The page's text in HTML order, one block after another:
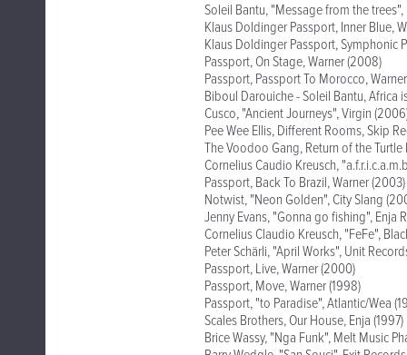
Soleil Bantu, "Message from the trees",
Klaus Doldinger Passport, Inner Blue,
Klaus Doldinger Passport, Symphonic
Passport, On Stage, Warner (2008)
Passport, Passport To Morocco,
Biboul Darouiche - Soleil Bantu, Africa
Cusco, "Ancient Journeys", Virgin
Pee Wee Ellis, Different Rooms, Skip
The Voodoo Gang, Return of the
Cornelius Caudio Kreusch,
Passport, Back To Brazil, Warner (2003)
Notwist, "Neon Golden", City Slang
Jenny Evans, "Gonna go fishing", Enja
Cornelius Claudio Kreusch, "FeFe",
Peter Schärli, "April Works", Unit
Passport, Live, Warner (2000)
Passport, Move, Warner (1998)
Passport, "to Paradise", Atlantic/Wea
Scales Brothers, Our House, Enja (1997)
Brice Wassy, "Nga Funk", Melt Music